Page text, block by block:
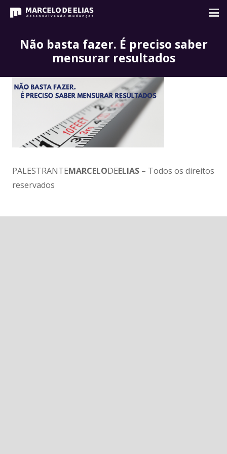
Não basta fazer. É preciso saber
mensurar resultados
PALESTRANTEMARCELODEELIAS – Todos os direitos
reservados